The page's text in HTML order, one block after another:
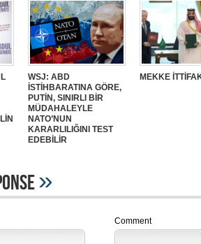
WSJ: ABD
İSTİHBARATINA GÖRE,
PUTİN, SINIRLI BİR
MÜDAHALEYLE
NATO’NUN
KARARLILIĞINI TEST
EDEBİLİR
MEKKE
»
Comment